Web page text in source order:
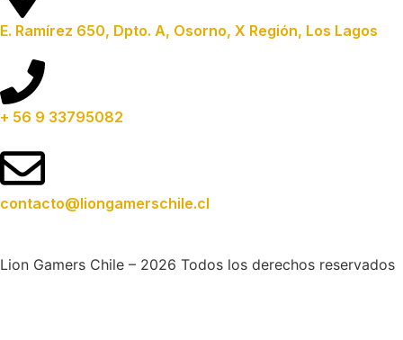
E. Ramírez 650, Dpto. A, Osorno, X Región, Los Lagos
+ 56 9 33795082
contacto@liongamerschile.cl
Lion Gamers Chile – 2026 Todos los derechos reservados